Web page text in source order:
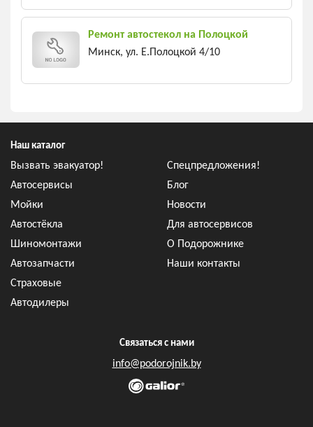
Ремонт автостекол на Полоцкой
Минск, ул. Е.Полоцкой 4/10
Наш каталог
Вызвать эвакуатор!
Автосервисы
Мойки
Автостёкла
Шиномонтажи
Автозапчасти
Страховые
Автодилеры
Спецпредложения!
Блог
Новости
Для автосервисов
О Подорожнике
Наши контакты
Связаться с нами
info@podorojnik.by